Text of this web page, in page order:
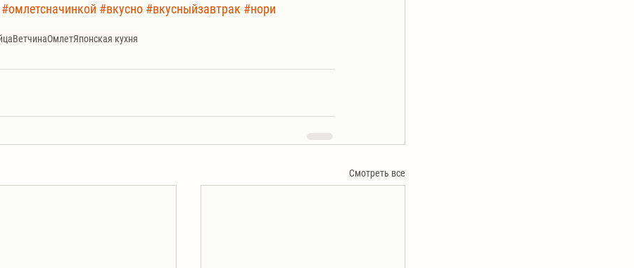
#омлетсначинкой #вкусно #вкусныйзавтрак #нори
ВетчинаОмлетЯпонская кухня
Смотреть все